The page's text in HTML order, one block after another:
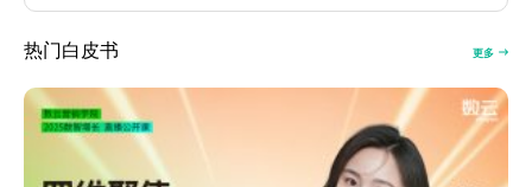
热门白皮书 更多